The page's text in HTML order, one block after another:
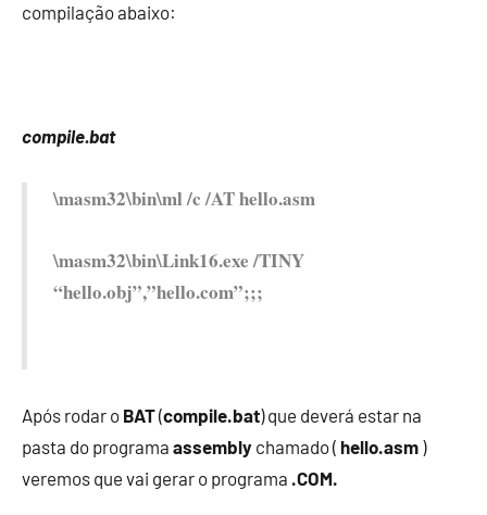
compilação abaixo:
compile.bat
\masm32\bin\ml /c /AT hello.asm
\masm32\bin\Link16.exe /TINY
“hello.obj”,”hello.com”;;;
Após rodar o BAT(compile.bat) que deverá estar na
pasta do programa assembly chamado ( hello.asm )
veremos que vai gerar o programa .COM.